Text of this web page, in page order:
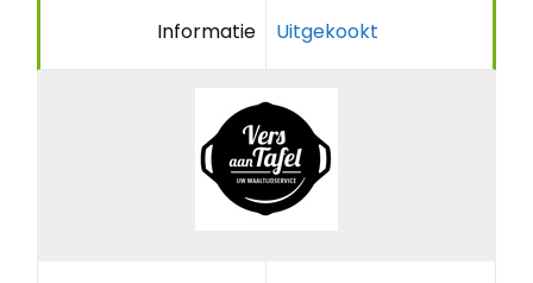
Informatie Uitgekookt